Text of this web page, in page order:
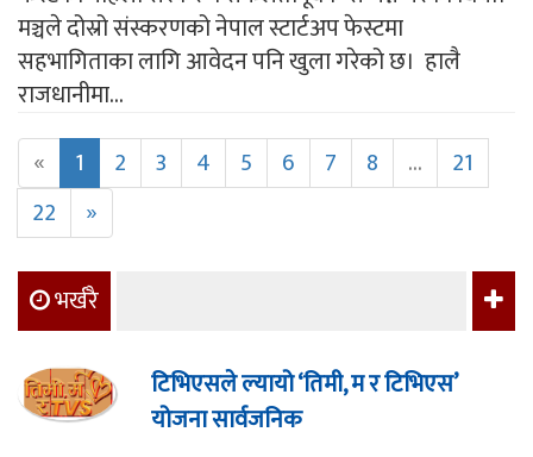
मञ्चले दोस्रो संस्करणको नेपाल स्टार्टअप फेस्टमा
सहभागिताका लागि आवेदन पनि खुला गरेको छ। हालै
राजधानीमा...
«
1 2 3 4 5 6 7 8 ...
21
22
»
भर्खरै
टिभिएसले ल्यायो ‘तिमी, म र टिभिएस’
योजना सार्वजनिक